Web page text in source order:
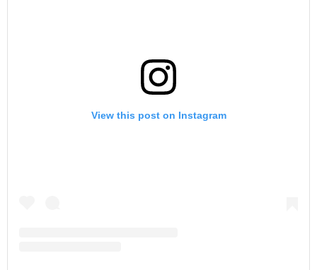
View this post on Instagram